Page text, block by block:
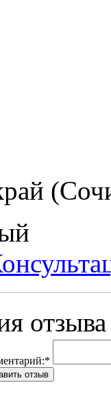
отзыва
*